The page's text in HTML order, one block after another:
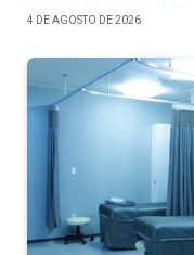
4 DE AGOSTO DE 2026